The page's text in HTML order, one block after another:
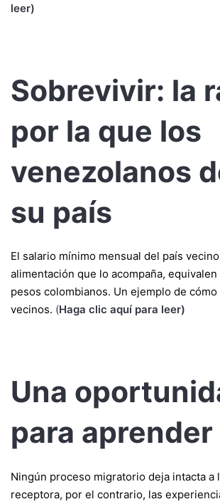
leer)
Sobrevivir: la
por la que los
venezolanos
su país
El salario mínimo mensual del país
alimentación que lo acompaña,
pesos colombianos. Un ejemplo de
vecinos. (Haga clic aquí para leer)
Una
para aprender
Ningún proceso migratorio deja intacta a
receptora, por el contrario, las